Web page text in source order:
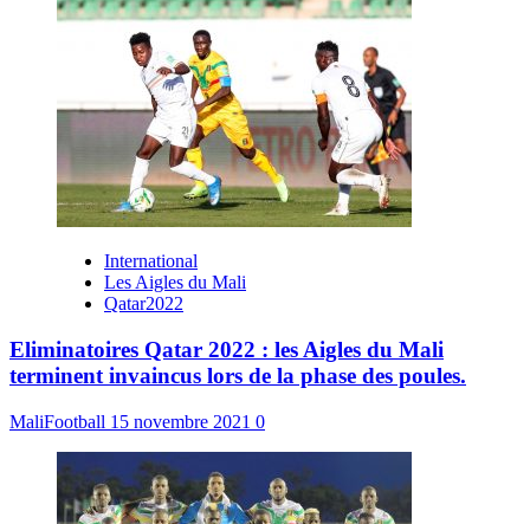
International
Les Aigles du Mali
Qatar2022
Eliminatoires Qatar 2022 : les Aigles du Mali
terminent invaincus lors de la phase des poules.
MaliFootball 15 novembre 2021 0